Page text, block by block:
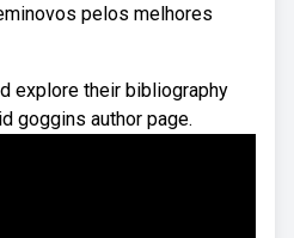
pelos melhores
explore their bibliography
goggins author page.